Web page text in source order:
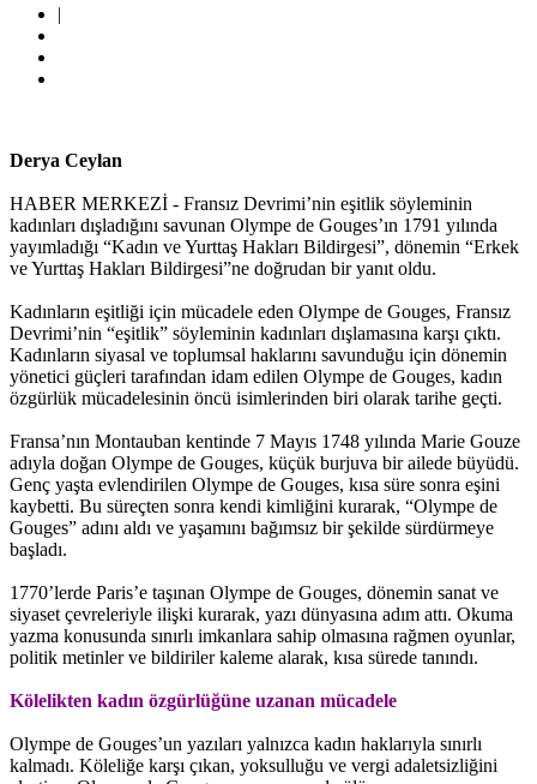
|
Derya Ceylan
HABER MERKEZİ - Fransız Devrimi’nin eşitlik söyleminin
kadınları dışladığını savunan Olympe de Gouges’ın 1791 yılında
yayımladığı “Kadın ve Yurttaş Hakları Bildirgesi”, dönemin “Erkek
ve Yurttaş Hakları Bildirgesi”ne doğrudan bir yanıt oldu.
Kadınların eşitliği için mücadele eden Olympe de Gouges, Fransız
Devrimi’nin “eşitlik” söyleminin kadınları dışlamasına karşı çıktı.
Kadınların siyasal ve toplumsal haklarını savunduğu için dönemin
yönetici güçleri tarafından idam edilen Olympe de Gouges, kadın
özgürlük mücadelesinin öncü isimlerinden biri olarak tarihe geçti.
Fransa’nın Montauban kentinde 7 Mayıs 1748 yılında Marie Gouze
adıyla doğan Olympe de Gouges, küçük burjuva bir ailede büyüdü.
Genç yaşta evlendirilen Olympe de Gouges, kısa süre sonra eşini
kaybetti. Bu süreçten sonra kendi kimliğini kurarak, “Olympe de
Gouges” adını aldı ve yaşamını bağımsız bir şekilde sürdürmeye
başladı.
1770’lerde Paris’e taşınan Olympe de Gouges, dönemin sanat ve
siyaset çevreleriyle ilişki kurarak, yazı dünyasına adım attı. Okuma
yazma konusunda sınırlı imkanlara sahip olmasına rağmen oyunlar,
politik metinler ve bildiriler kaleme alarak, kısa sürede tanındı.
Kölelikten kadın özgürlüğüne uzanan mücadele
Olympe de Gouges’un yazıları yalnızca kadın haklarıyla sınırlı
kalmadı. Köleliğe karşı çıkan, yoksulluğu ve vergi adaletsizliğini